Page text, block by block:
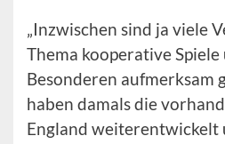
„Inzwischen sind ja viele
Thema kooperative
Besonderen aufmerksam
haben damals die
England weiterentwickelt